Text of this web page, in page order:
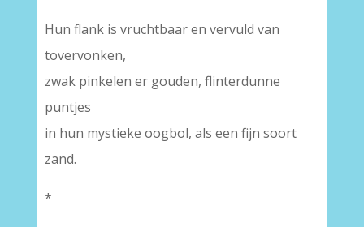
Hun flank is vruchtbaar en vervuld van
tovervonken,
zwak pinkelen er gouden, flinterdunne
puntjes
in hun mystieke oogbol, als een fijn soort
zand.
*